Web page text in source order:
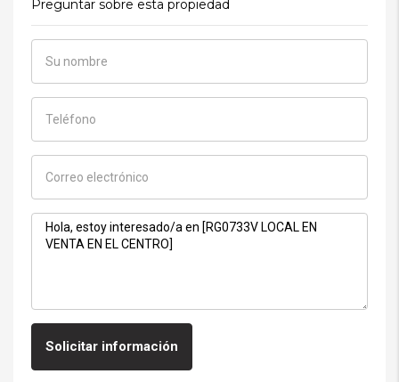
Preguntar sobre esta propiedad
Solicitar información